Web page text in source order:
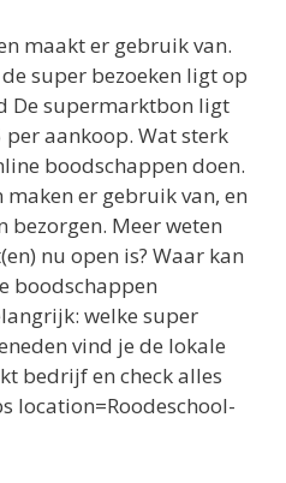
maakt er gebruik van.
super bezoeken ligt op
De supermarktbon ligt
aankoop. Wat sterk
boodschappen doen.
er gebruik van, en
bezorgen. Meer weten
nu open is? Waar kan
boodschappen
welke super
vind je de lokale
bedrijf en check alles
location=Roodeschool-